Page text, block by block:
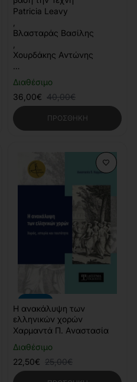
Διαθέσιμο
Patricia Leavy
Βλασταράς Βασίλης
Χουρδάκης Αντώνης
…
36,00€ 40,00€
ΠΡΟΣΘΉΚΗ
Διαθέσιμο
Η ανακάλυψη των
ελληνικών χορών
Χαρμαντά Π. Αναστασία
22,50€ 25,00€